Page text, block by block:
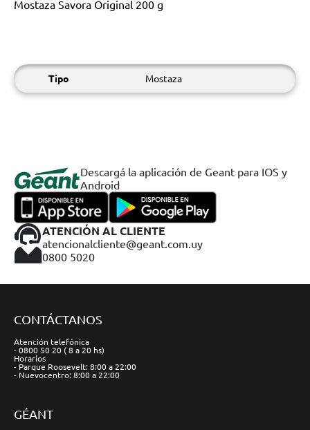
Mostaza Savora Original 200 g
Tipo Mostaza
Descargá la aplicación de Geant para IOS y
Android
ATENCIÓN AL CLIENTE
atencionalcliente@geant.com.uy
0800 5020
CONTÁCTANOS
Atención telefónica
- 0800 50 20 ( 8 a 20 hs)
Horarios
- Parque Roosevelt: 8:00 a 22:00
- Nuevocentro: 8:00 a 22:00
GÉANT